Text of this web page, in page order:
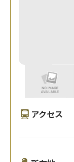
アクセス